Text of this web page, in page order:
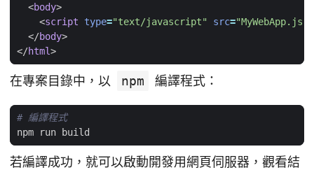
<body>
<script type="text/javascript" src="MyWebApp.js"
</body>
</html>
在專案目錄中，以 npm 編譯程式：
# 編譯程式
若編譯成功，就可以啟動開發用網頁伺服器，觀看結